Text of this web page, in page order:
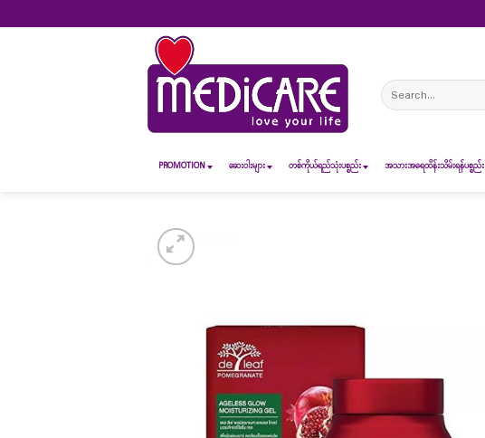
to
Search
for:
PROMOTION ဆေး၀ါးများ တစ်ကိုယ်ရည်သုံးပစ္စည်း အသားအရေထိန်းသိမ်းရန်ပစ္စည်း